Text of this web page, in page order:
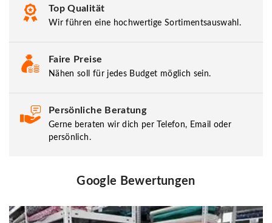
Top Qualität
Wir führen eine hochwertige Sortimentsauswahl.
Faire Preise
Nähen soll für jedes Budget möglich sein.
Persönliche Beratung
Gerne beraten wir dich per Telefon, Email oder
persönlich.
Google Bewertungen